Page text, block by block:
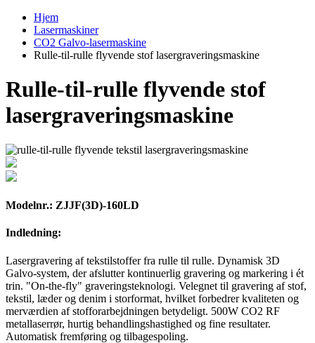
Hjem
Lasermaskiner
CO2 Galvo-lasermaskine
Rulle-til-rulle flyvende stof lasergraveringsmaskine
Rulle-til-rulle flyvende stof
lasergraveringsmaskine
Modelnr.: ZJJF(3D)-160LD
Indledning:
Lasergravering af tekstilstoffer fra rulle til rulle. Dynamisk 3D
Galvo-system, der afslutter kontinuerlig gravering og markering i ét
trin. "On-the-fly" graveringsteknologi. Velegnet til gravering af stof,
tekstil, læder og denim i storformat, hvilket forbedrer kvaliteten og
merværdien af ​​stofforarbejdningen betydeligt. 500W CO2 RF
metallaserrør, hurtig behandlingshastighed og fine resultater.
Automatisk fremføring og tilbagespoling.